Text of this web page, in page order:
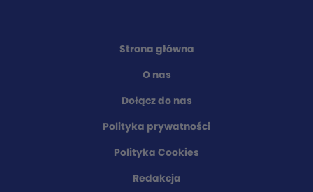
Strona główna
O nas
Dołącz do nas
Polityka prywatności
Polityka Cookies
Redakcja